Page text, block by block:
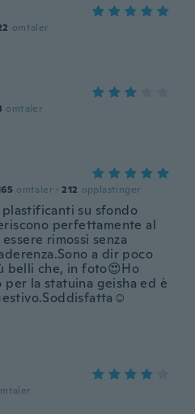
omtaler
omtaler
omtaler · 212 opplastinger
plastificanti su sfondo
perfettamente al
rimossi senza
a dir poco
belli che, in foto😍Ho
la statuina geisha ed è